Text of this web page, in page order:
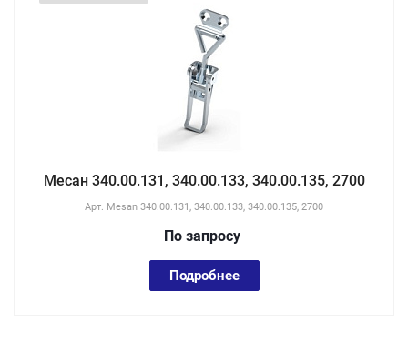
Месан 340.00.131, 340.00.133, 340.00.135, 2700
Арт. Mesan 340.00.131, 340.00.133, 340.00.135, 2700
По запросу
Подробнее